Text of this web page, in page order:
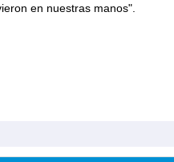
en nuestras manos".